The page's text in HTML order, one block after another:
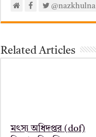
@nazkhulna
Related Articles
মৎস্য অধিদপ্তর (dof)